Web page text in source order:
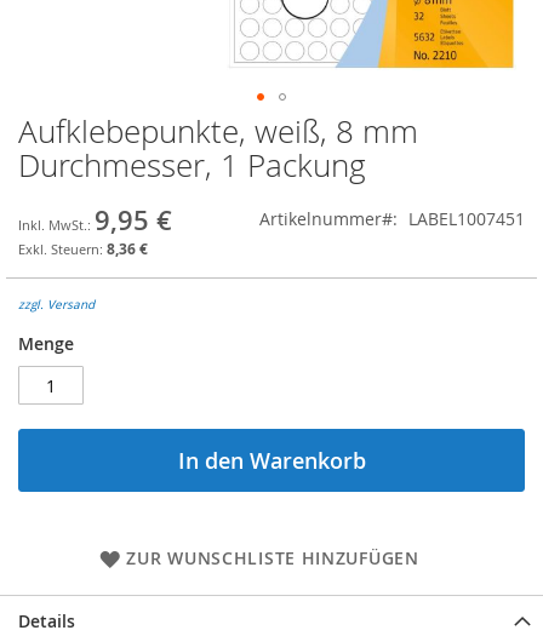
Zum
Anfang
der
springen
Aufklebepunkte, weiß, 8 mm
Durchmesser, 1 Packung
9,95 €
8,36 €
Artikelnummer LABEL1007451
zzgl. Versand
Menge
In den Warenkorb
ZUR WUNSCHLISTE HINZUFÜGEN
Details